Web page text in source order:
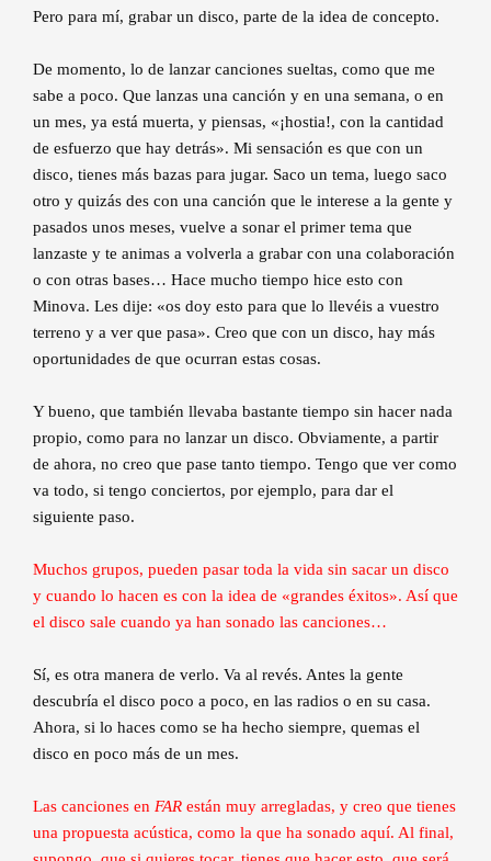
Pero para mí, grabar un disco, parte de la idea de concepto.
De momento, lo de lanzar canciones sueltas, como que me
sabe a poco. Que lanzas una canción y en una semana, o en
un mes, ya está muerta, y piensas, «¡hostia!, con la cantidad
de esfuerzo que hay detrás». Mi sensación es que con un
disco, tienes más bazas para jugar. Saco un tema, luego saco
otro y quizás des con una canción que le interese a la gente y
pasados unos meses, vuelve a sonar el primer tema que
lanzaste y te animas a volverla a grabar con una colaboración
o con otras bases… Hace mucho tiempo hice esto con
Minova. Les dije: «os doy esto para que lo llevéis a vuestro
terreno y a ver que pasa». Creo que con un disco, hay más
oportunidades de que ocurran estas cosas.
Y bueno, que también llevaba bastante tiempo sin hacer nada
propio, como para no lanzar un disco. Obviamente, a partir
de ahora, no creo que pase tanto tiempo. Tengo que ver como
va todo, si tengo conciertos, por ejemplo, para dar el
siguiente paso.
Muchos grupos, pueden pasar toda la vida sin sacar un disco
y cuando lo hacen es con la idea de «grandes éxitos». Así que
el disco sale cuando ya han sonado las canciones…
Sí, es otra manera de verlo. Va al revés. Antes la gente
descubría el disco poco a poco, en las radios o en su casa.
Ahora, si lo haces como se ha hecho siempre, quemas el
disco en poco más de un mes.
Las canciones en FAR están muy arregladas, y creo que tienes
una propuesta acústica, como la que ha sonado aquí. Al final,